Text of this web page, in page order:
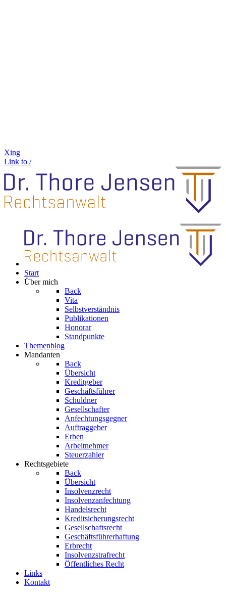
Xing
Link to /
Start
Über mich
Back
Vita
Selbstverständnis
Publikationen
Honorar
Standpunkte
Themenblog
Mandanten
Back
Übersicht
Kreditgeber
Geschäftsführer
Schuldner
Gesellschafter
Anfechtungsgegner
Auftraggeber
Erben
Arbeitnehmer
Steuerzahler
Rechtsgebiete
Back
Übersicht
Insolvenzrecht
Insolvenzanfechtung
Handelsrecht
Kreditsicherungsrecht
Gesellschaftsrecht
Geschäftsführerhaftung
Erbrecht
Insolvenzstrafrecht
Öffentliches Recht
Links
Kontakt